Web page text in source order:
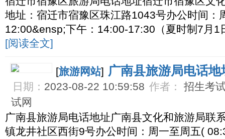
地址：宿迁市宿豫区珠江路1043号办公时间：
12:00&ensp;下午：14:00-17:30（夏时制7月
[阅读全文]
[旅游网站] 广南县旅游局电话地
日期： 2023-08-22 10:59:58 作者：
招生考
试网
广南县旅游局电话地址广南县文化和旅游局联
镇龙井社区西街9号办公时间：周一至周五(